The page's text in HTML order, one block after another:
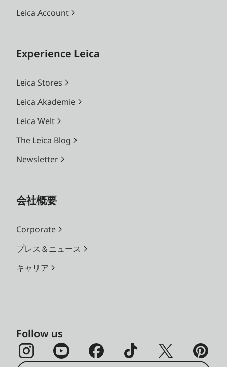
Leica Account
Experience Leica
Leica Stores
Leica Akademie
Leica Welt
The Leica Blog
Newsletter
会社概要
Corporate
プレス＆ニュース
キャリア
Follow us